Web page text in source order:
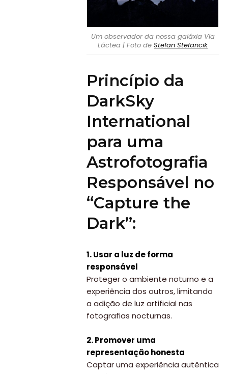
Um observador da nossa galáxia Via
Láctea | Foto deStefan Stefancik
Princípio da
DarkSky
International
para uma
Astrofotografia
Responsável no
“Capture the
Dark”:
1. Usar a luz de forma
responsável
Proteger o ambiente noturno e a
experiência dos outros, limitando
a adição de luz artificial nas
fotografias nocturnas.
2. Promover uma
representação honesta
Captar uma experiência autêntica